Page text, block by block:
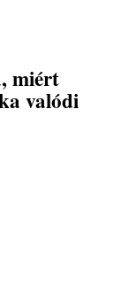
miért
valódi